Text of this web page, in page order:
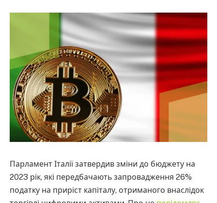
Парламент Італії затвердив зміни до бюджету на
2023 рік, які передбачають запровадження 26%
податку на приріст капіталу, отриманого внаслідок